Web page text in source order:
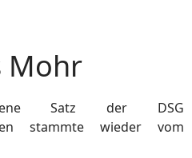
Mohr
Satz der DSG
stammte wieder vom